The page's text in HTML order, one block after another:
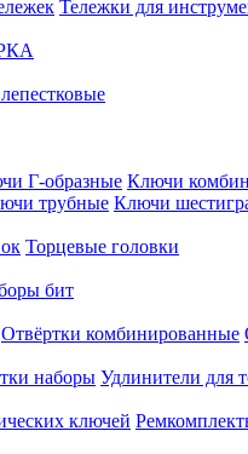
Тележки для
Г-образные Ключи
трубные Ключи
Торцевые головки
бит
Отвёртки комбинированные
наборы Удлинители для
ключей